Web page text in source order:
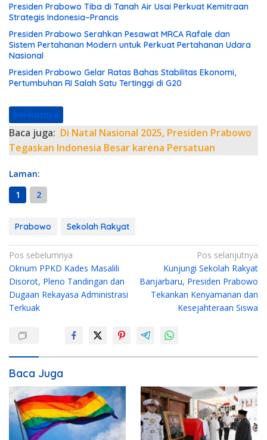
Presiden Prabowo Tiba di Tanah Air Usai Perkuat Kemitraan
Strategis Indonesia–Prancis
Presiden Prabowo Serahkan Pesawat MRCA Rafale dan
Sistem Pertahanan Modern untuk Perkuat Pertahanan Udara
Nasional
Presiden Prabowo Gelar Ratas Bahas Stabilitas Ekonomi,
Pertumbuhan RI Salah Satu Tertinggi di G20
Berikutnya
Baca juga: Di Natal Nasional 2025, Presiden Prabowo
Tegaskan Indonesia Besar karena Persatuan
Laman:
1
2
Prabowo Sekolah Rakyat
N
a
v
i
s
i
p
o
s
Pos sebelumnya
Oknum PPKD Kades Masalili
Disorot, Pleno Tandingan dan
Dugaan Rekayasa Administrasi
Terkuak
Pos selanjutnya
Kunjungi Sekolah Rakyat
Banjarbaru, Presiden Prabowo
Tekankan Kenyamanan dan
Kesejahteraan Siswa
Baca Juga